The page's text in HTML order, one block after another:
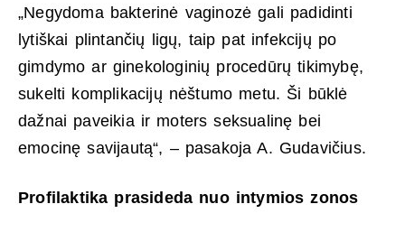
„Negydoma bakterinė vaginozė gali padidinti
lytiškai plintančių ligų, taip pat infekcijų po
gimdymo ar ginekologinių procedūrų tikimybę,
sukelti komplikacijų nėštumo metu. Ši būklė
dažnai paveikia ir moters seksualinę bei
emocinę savijautą“, – pasakoja A. Gudavičius.
Profilaktika prasideda nuo intymios zonos